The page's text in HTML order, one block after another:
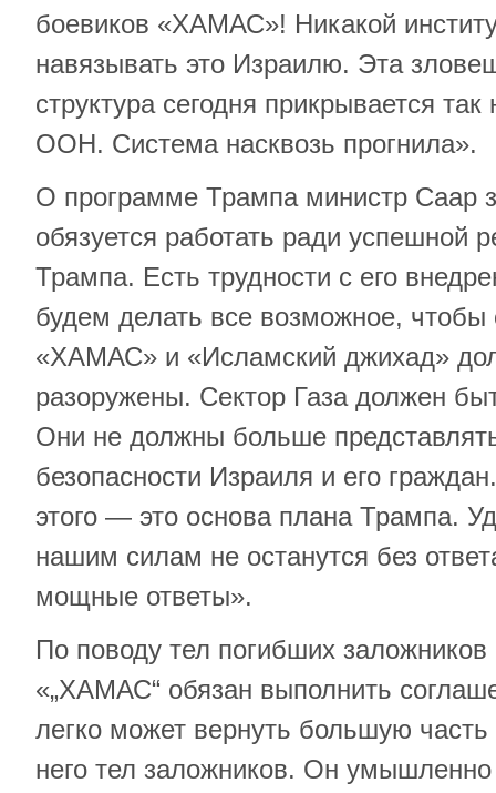
боевиков «ХАМАС»! Никакой
навязывать это Израилю. Эта
структура сегодня прикрывается
ООН. Система насквозь прогнила».
О программе Трампа министр Саар
обязуется работать ради успешной
Трампа. Есть трудности с его
будем делать все возможное, чтобы
«ХАМАС» и «Исламский джихад»
разоружены. Сектор Газа должен
Они не должны больше
безопасности Израиля и его
этого — это основа плана Трампа.
нашим силам не останутся без
мощные ответы».
По поводу тел погибших
«„ХАМАС“ обязан выполнить
легко может вернуть большую
него тел заложников. Он умышленно